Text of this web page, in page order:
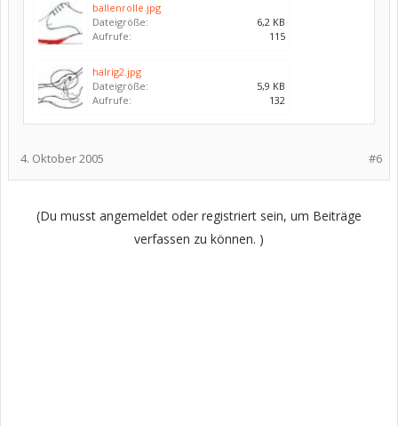
ballenrolle.jpg
Dateigröße:
6,2 KB
Aufrufe:
115
halrig2.jpg
Dateigröße:
5,9 KB
Aufrufe:
132
#6
4. Oktober 2005
(Du musst angemeldet oder registriert sein, um Beiträge
verfassen zu können. )